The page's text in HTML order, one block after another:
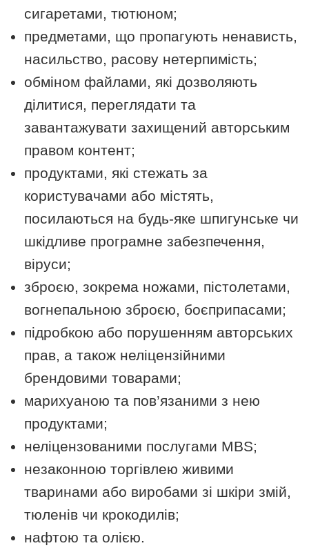
сигаретами, тютюном;
предметами, що пропагують ненависть,
насильство, расову нетерпимість;
обміном файлами, які дозволяють
ділитися, переглядати та
завантажувати захищений авторським
правом контент;
продуктами, які стежать за
користувачами або містять,
посилаються на будь-яке шпигунське чи
шкідливе програмне забезпечення,
віруси;
зброєю, зокрема ножами, пістолетами,
вогнепальною зброєю, боєприпасами;
підробкою або порушенням авторських
прав, а також неліцензійними
брендовими товарами;
марихуаною та пов’язаними з нею
продуктами;
неліцензованими послугами MBS;
незаконною торгівлею живими
тваринами або виробами зі шкіри змій,
тюленів чи крокодилів;
нафтою та олією.